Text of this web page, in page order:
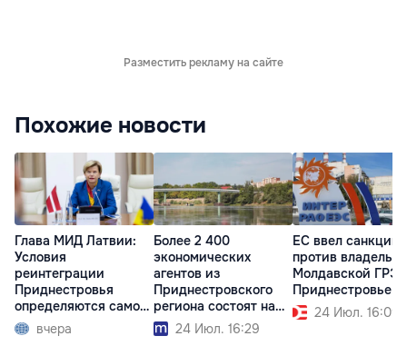
Разместить рекламу на сайте
Похожие новости
Глава МИД Латвии:
Условия
реинтеграции
Приднестровья
определяются самой
Молдовой
вчера
Более 2 400
экономических
агентов из
Приднестровского
региона состоят на
учёте в АГУ
24 Июл. 16:29
ЕС ввел санкции
против владельца
Молдавской
Приднестровье
24 Июл. 16:09